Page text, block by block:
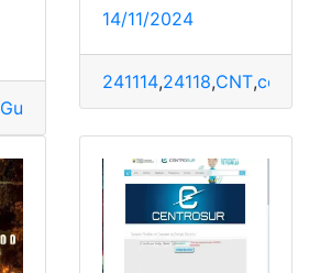
Guías telefonicas,número de cédula
14/11/2024
241114,24118,CNT,